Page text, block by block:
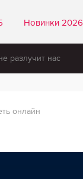
Новинки 2026
разлучит нас
онлайн